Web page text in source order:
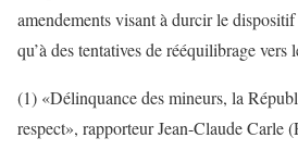
amendements visant à durcir le
qu’à des tentatives de rééquilibrage vers
(1) «Délinquance des mineurs, la
respect», rapporteur Jean-Claude Carle